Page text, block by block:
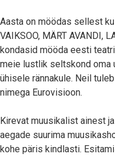
Aasta on möödas sellest
VAIKSOO, MÄRT AVANDI,
kondasid mööda eesti
meie lustlik seltskond oma
ühisele rännakule. Neil
nimega Eurovisioon.
Kirevat muusikalist ainest
aegade suurima
kohe päris kindlasti.